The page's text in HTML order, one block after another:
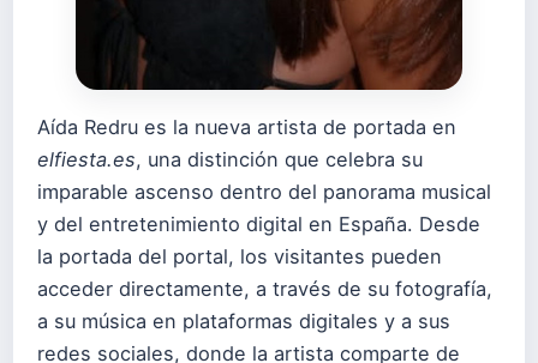
Aída Redru es la nueva artista de portada en
elfiesta.es, una distinción que celebra su
imparable ascenso dentro del panorama musical
y del entretenimiento digital en España. Desde
la portada del portal, los visitantes pueden
acceder directamente, a través de su fotografía,
a su música en plataformas digitales y a sus
redes sociales, donde la artista comparte de